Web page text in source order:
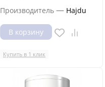
Производитель — Hajdu
В корзину
Купить в 1 клик